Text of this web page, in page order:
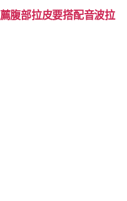
腹部拉皮要搭配音波拉